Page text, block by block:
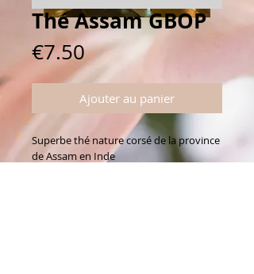
Thé Assam GBOP
€7.50Prix
Ajouter au panier
Superbe thé nature corsé de la province
de Assam en Inde